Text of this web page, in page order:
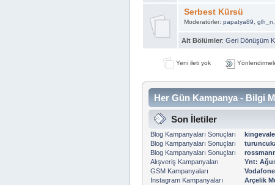
Serbest Kürsü
Moderatörler: papatya89 glh_n
Alt Bölümler: Geri Dönüşüm
Yeni ileti yok
Her Gün Kampanya - Bilgi
Son İletiler
Blog Kampanyaları Sonuçları
Blog Kampanyaları Sonuçları
Blog Kampanyaları Sonuçları
Alışveriş Kampanyaları
Ynt:
GSM Kampanyaları
Instagram Kampanyaları
Arçelik